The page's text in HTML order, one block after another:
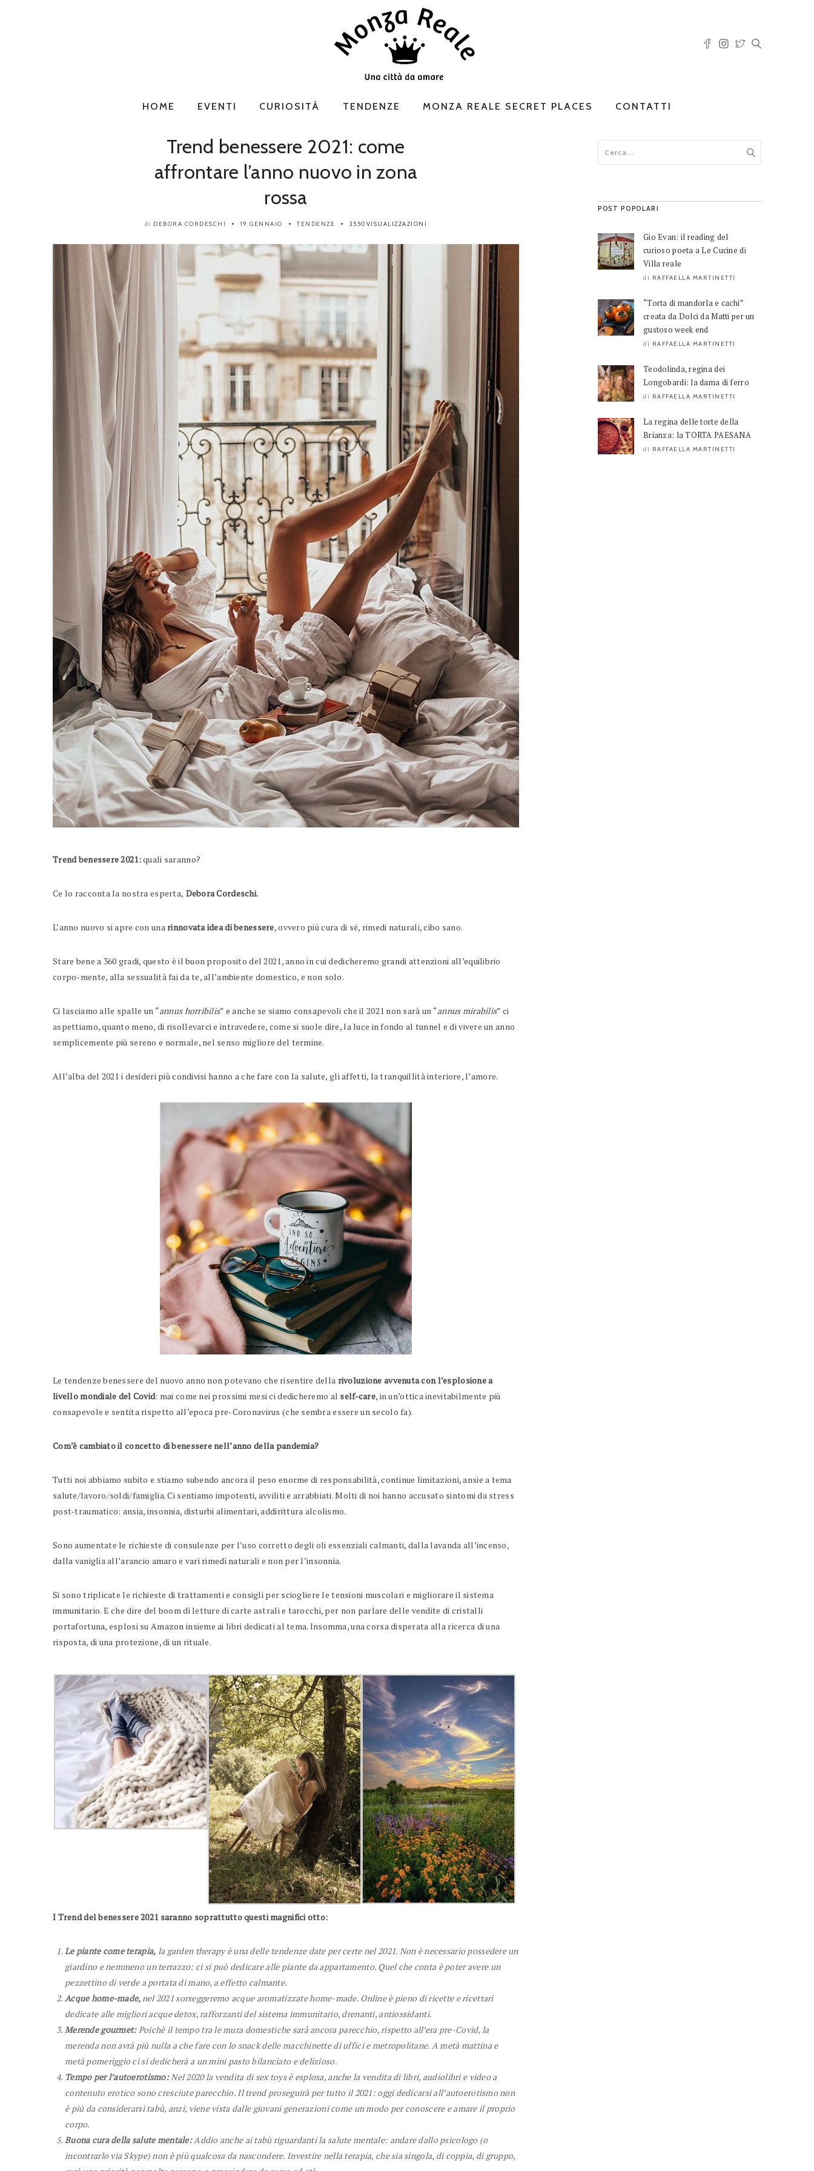
HOME EVENTI CURIOSITÀ TENDENZE MONZA REALE SECRET PLACES CONTATTI
Trend benessere 2021: come
affrontare l’anno nuovo in zona
rossa
di DEBORA CORDESCHI 19 GENNAIO TENDENZE 3550VISUALIZZAZIONI
Trend benessere 2021:quali saranno?
Ce lo racconta la nostra esperta, Debora Cordeschi.
L’anno nuovo si apre con unarinnovata idea di benessere, ovvero più cura di sé, rimedi naturali, cibo sano.
Stare bene a 360 gradi, questo è il buon proposito del 2021, anno in cui dedicheremo grandi attenzioni all’equilibrio
corpo-mente, alla sessualità fai da te, all’ambiente domestico, e non solo.
Ci lasciamo alle spalle un “annus horribilis” e anche se siamo consapevoli che il 2021 non sarà un “annus mirabilis” ci
aspettiamo, quanto meno, di risollevarci e intravedere, come si suole dire, la luce in fondo al tunnel e di vivere un anno
semplicemente più sereno e normale, nel senso migliore del termine.
All’alba del 2021 i desideri più condivisi hanno a che fare con la salute, gli affetti, la tranquillità interiore, l’amore.
Le tendenze benessere del nuovo anno non potevano che risentire della rivoluzione avvenuta con l’esplosione a
livello mondiale del Covid: mai come nei prossimi mesi ci dedicheremo al self-care, in un’ottica inevitabilmente più
consapevole e sentita rispetto all’epoca pre-Coronavirus (che sembra essere un secolo fa).
Com’è cambiato il concetto di benessere nell’anno della pandemia?
Tutti noi abbiamo subito e stiamo subendo ancora il peso enorme di responsabilità, continue limitazioni, ansie a tema
salute/lavoro/soldi/famiglia. Ci sentiamo impotenti, avviliti e arrabbiati. Molti di noi hanno accusato sintomi da stress
post-traumatico: ansia, insonnia, disturbi alimentari, addirittura alcolismo.
Sono aumentate le richieste di consulenze per l’uso corretto degli oli essenziali calmanti, dalla lavanda all’incenso,
dalla vaniglia all’arancio amaro e vari rimedi naturali e non per l’insonnia.
Si sono triplicate le richieste di trattamenti e consigli per sciogliere le tensioni muscolari e migliorare il sistema
immunitario. E che dire del boom di letture di carte astrali e tarocchi, per non parlare delle vendite di cristalli
portafortuna, esplosi su Amazon insieme ai libri dedicati al tema. Insomma, una corsa disperata alla ricerca di una
risposta, di una protezione, di un rituale.
I Trend del benessere 2021 saranno soprattutto questi magnifici otto:
Le piante come terapia, la garden therapy è una delle tendenze date per certe nel 2021. Non è necessario possedere un
giardino e nemmeno un terrazzo: ci si può dedicare alle piante da appartamento. Quel che conta è poter avere un
pezzettino di verde a portata di mano, a effetto calmante.
Acque home-made, nel 2021 sorseggeremo acque aromatizzate home-made. Online è pieno di ricette e ricettari
dedicate alle migliori acque detox, rafforzanti del sistema immunitario, drenanti, antiossidanti.
Merende gourmet: Poichè il tempo tra le mura domestiche sarà ancora parecchio, rispetto all’era pre-Covid, la
merenda non avrà più nulla a che fare con lo snack delle macchinette di uffici e metropolitane. A metà mattina e
metà pomeriggio ci si dedicherà a un mini pasto bilanciato e delizioso.
Tempo per l’autoerotismo: Nel 2020 la vendita di sex toys è esplosa, anche la vendita di libri, audiolibri e video a
contenuto erotico sono cresciute parecchio. Il trend proseguirà per tutto il 2021: oggi dedicarsi all’autoerotismo non
è più da considerarsi tabù, anzi, viene vista dalle giovani generazioni come un modo per conoscere e amare il proprio
corpo.
Buona cura della salute mentale:Addio anche ai tabù riguardanti la salute mentale: andare dallo psicologo (o
incontrarlo via Skype) non è più qualcosa da nascondere. Investire nella terapia, che sia singola, di coppia, di gruppo,
POST POPOLARI
Gio Evan: il reading del
curioso poeta a Le Cucine di
Villa reale
di RAFFAELLA MARTINETTI
“Torta di mandorla e cachi”
creata da Dolci da Matti per un
gustoso week end
di RAFFAELLA MARTINETTI
Teodolinda, regina dei
Longobardi: la dama di ferro
di RAFFAELLA MARTINETTI
La regina delle torte della
Brianza: la TORTA PAESANA
di RAFFAELLA MARTINETTI